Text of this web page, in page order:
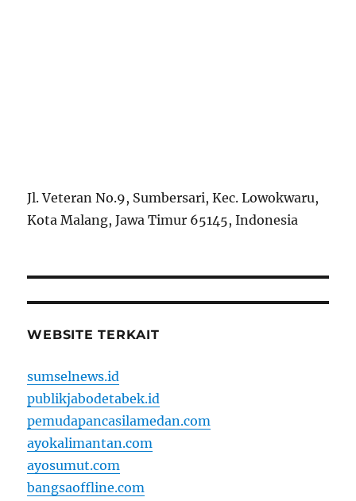
Jl. Veteran No.9, Sumbersari, Kec. Lowokwaru,
Kota Malang, Jawa Timur 65145, Indonesia
WEBSITE TERKAIT
sumselnews.id
publikjabodetabek.id
pemudapancasilamedan.com
ayokalimantan.com
ayosumut.com
bangsaoffline.com